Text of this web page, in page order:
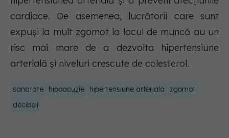
cardiace. De asemenea, lucrătorii care sunt
expuși la mult zgomot la locul de muncă au un
risc mai mare de a dezvolta hipertensiune
arterială și niveluri crescute de colesterol.
sanatate hipoacuzie hipertensiune arteriala
zgomot
decibeli